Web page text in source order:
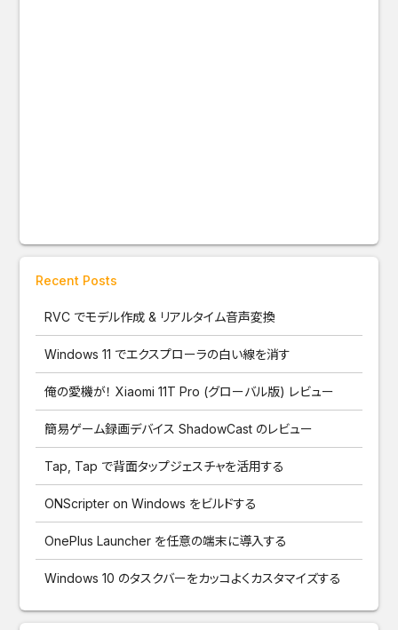
Recent Posts
RVC でモデル作成 & リアルタイム音声変換
Windows 11 でエクスプローラの白い線を消す
俺の愛機が！ Xiaomi 11T Pro (グローバル版) レビュー
簡易ゲーム録画デバイス ShadowCast のレビュー
Tap, Tap で背面タップジェスチャを活用する
ONScripter on Windows をビルドする
OnePlus Launcher を任意の端末に導入する
Windows 10 のタスクバーをカッコよくカスタマイズする